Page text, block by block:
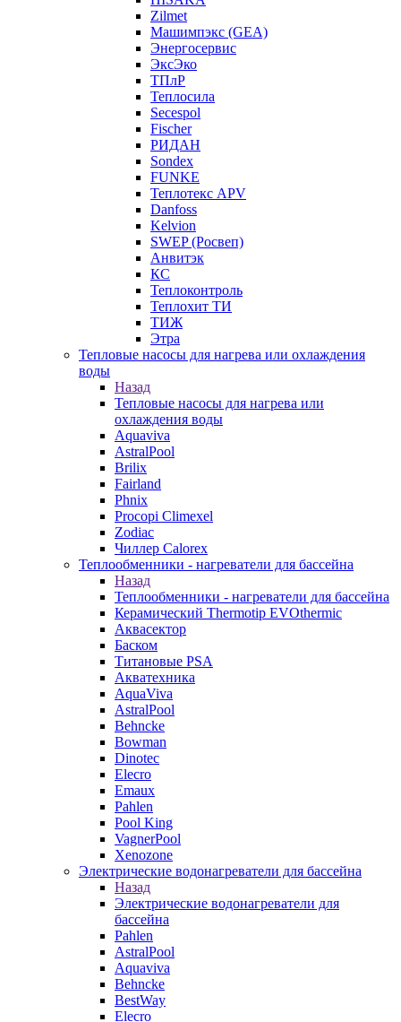
Zilmet
Машимпэкс (GEA)
Энергосервис
ЭксЭко
ТПлР
Теплосила
Secespol
Fischer
РИДАН
Sondex
FUNKE
Теплотекс APV
Danfoss
Kelvion
SWEP (Росвеп)
Анвитэк
КС
Теплоконтроль
Теплохит ТИ
ТИЖ
Этра
Тепловые насосы для нагрева или охлаждения
воды
Назад
Тепловые насосы для нагрева или
охлаждения воды
Aquaviva
AstralPool
Brilix
Fairland
Phnix
Procopi Climexel
Zodiac
Чиллер Calorex
Теплообменники - нагреватели для бассейна
Назад
Теплообменники - нагреватели для бассейна
Керамический Thermotip EVOthermic
Аквасектор
Баском
Титановые PSA
Акватехника
AquaViva
AstralPool
Behncke
Bowman
Dinotec
Elecro
Emaux
Pahlen
Pool King
VagnerPool
Xenozone
Электрические водонагреватели для бассейна
Назад
Электрические водонагреватели для
бассейна
Pahlen
AstralPool
Aquaviva
Behncke
BestWay
Elecro